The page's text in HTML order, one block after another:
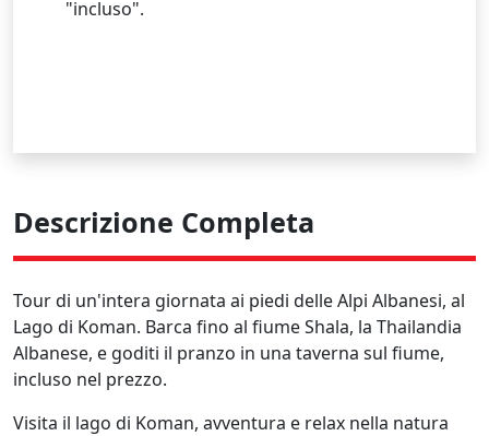
"incluso".
Descrizione Completa
Tour di un'intera giornata ai piedi delle Alpi Albanesi, al
Lago di Koman. Barca fino al fiume Shala, la Thailandia
Albanese, e goditi il pranzo in una taverna sul fiume,
incluso nel prezzo.
Visita il lago di Koman, avventura e relax nella natura